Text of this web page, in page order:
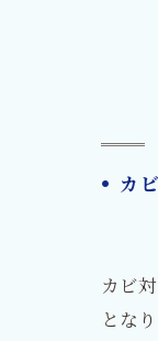
• カ
カビ
となり